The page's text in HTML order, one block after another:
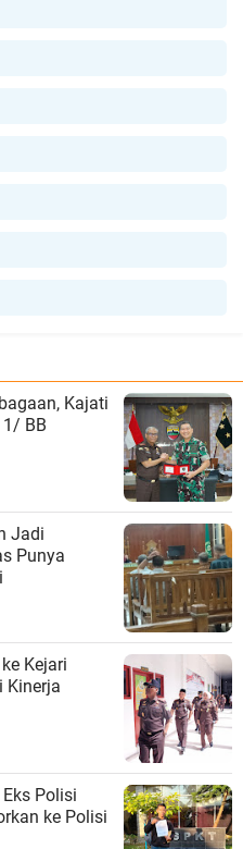
Kajati
BB
Jadi
Punya
Kejari
Kinerja
Polisi
ke Polisi